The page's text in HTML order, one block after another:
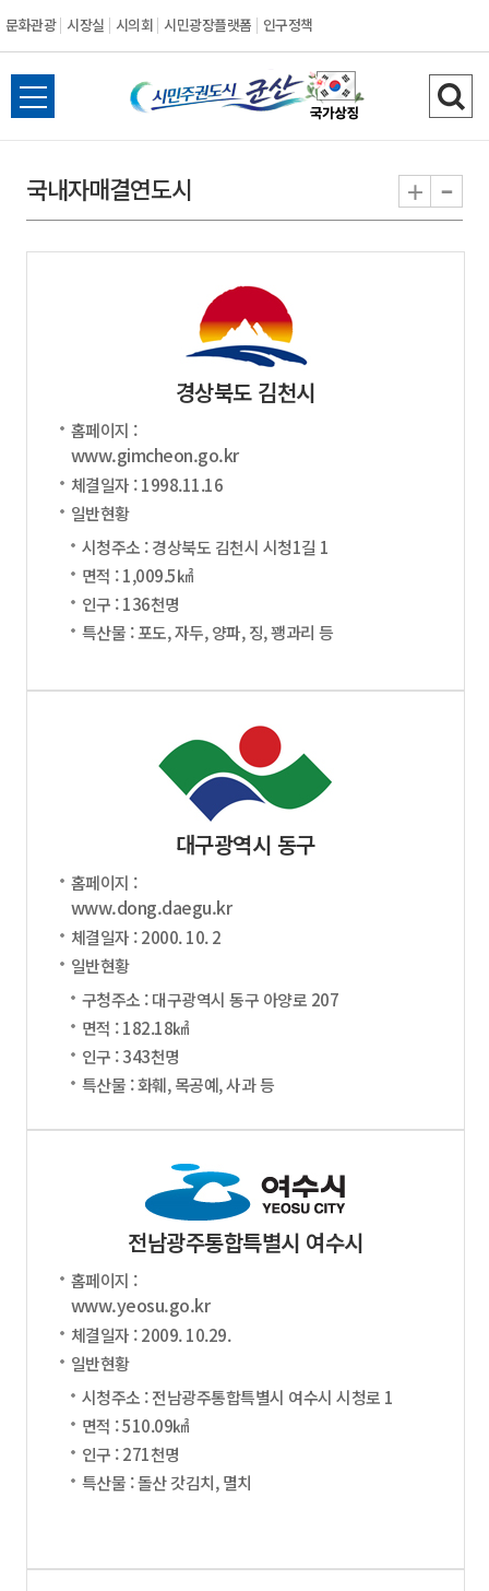
문화관광 시장실 시의회 시민광장플랫폼 인구정책
시
민
권
도
시
군
산
전
체
뉴
열
검
색
기
국내자매결연도시 + -
경상북도 김천시
홈페이지 :
www.gimcheon.go.kr
체결일자 : 1998.11.16
일반현황
시청주소 : 경상북도 김천시 시청1길 1
면적 : 1,009.5㎢
인구 : 136천명
특산물 : 포도, 자두, 양파, 징, 꽹과리 등
대구광역시 동구
홈페이지 :
www.dong.daegu.kr
체결일자 : 2000. 10. 2
일반현황
구청주소 : 대구광역시 동구 아양로 207
면적 : 182.18㎢
인구 : 343천명
특산물 : 화훼, 목공예, 사과 등
전남광주통합특별시 여수시
홈페이지 :
www.yeosu.go.kr
체결일자 : 2009. 10.29.
일반현황
시청주소 : 전남광주통합특별시 여수시 시청로 1
면적 : 510.09㎢
인구 : 271천명
특산물 : 돌산 갓김치, 멸치